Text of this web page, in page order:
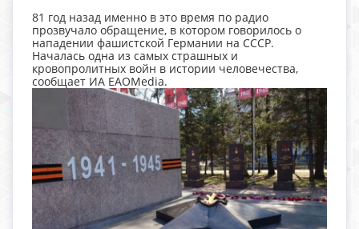
81 год назад именно в это время по радио
прозвучало обращение, в котором говорилось о
нападении фашистской Германии на СССР.
Началась одна из самых страшных и
кровопролитных войн в истории человечества,
сообщает ИА EAOMedia.